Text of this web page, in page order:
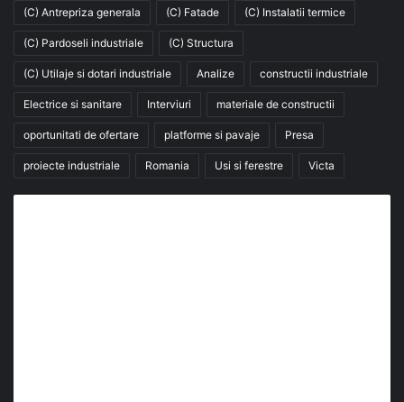
(C) Antrepriza generala (C) Fatade (C) Instalatii termice
(C) Pardoseli industriale (C) Structura
(C) Utilaje si dotari industriale Analize constructii industriale
Electrice si sanitare Interviuri materiale de constructii
oportunitati de ofertare platforme si pavaje Presa
proiecte industriale Romania Usi si ferestre Victa